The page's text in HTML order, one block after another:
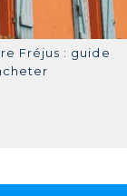
Fréjus : guide